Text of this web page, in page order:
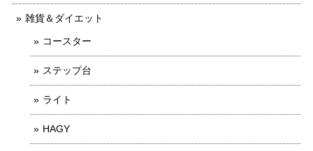
雑貨＆ダイエット
コースター
ステップ台
ライト
HAGY